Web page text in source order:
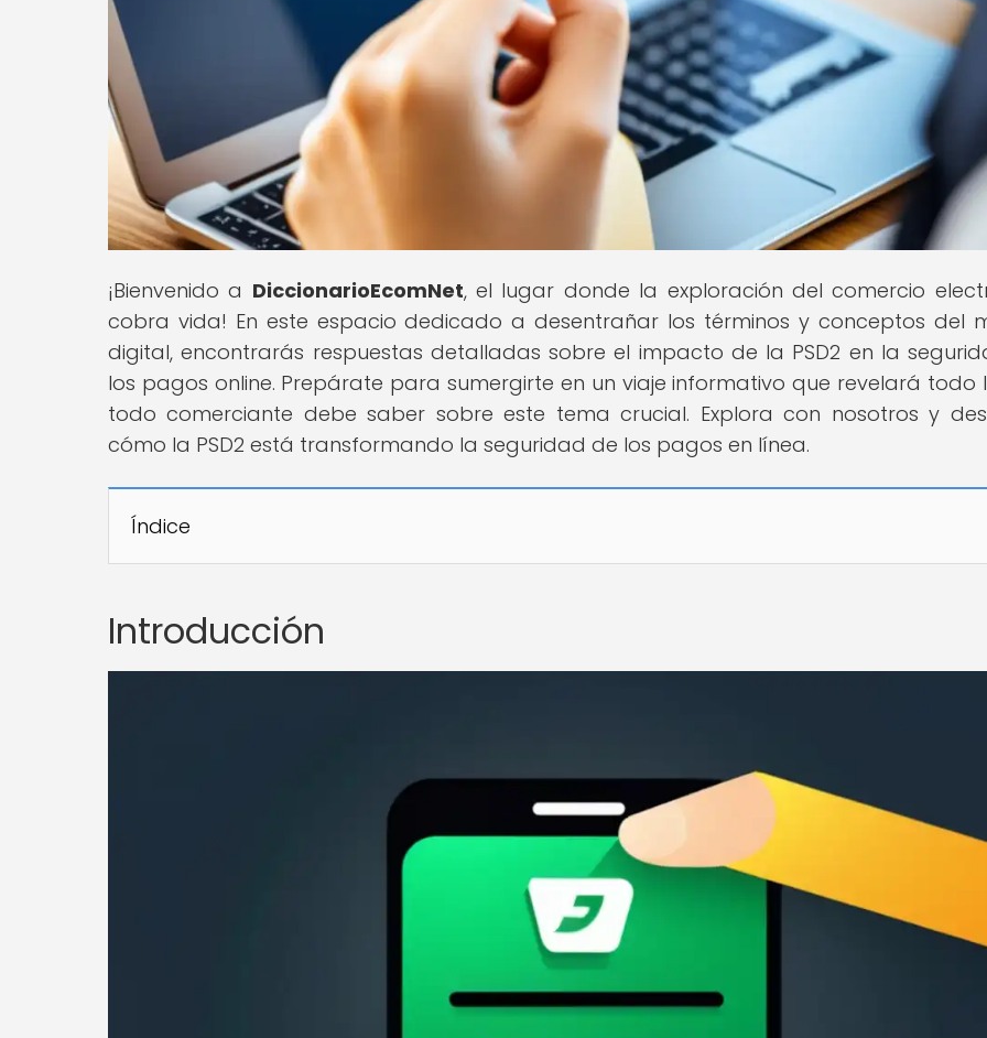
¡Bienvenido a DiccionarioEcomNet, el lugar donde la exploración del comercio
cobra vida! En este espacio dedicado a desentrañar los términos y conceptos del
digital, encontrarás respuestas detalladas sobre el impacto de la PSD2 en la
los pagos online. Prepárate para sumergirte en un viaje informativo que revelará todo
todo comerciante debe saber sobre este tema crucial. Explora con nosotros y
cómo la PSD2 está transformando la seguridad de los pagos en línea.
Índice
Introducción